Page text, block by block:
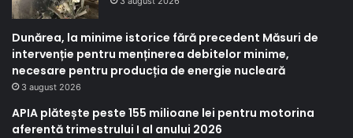
Dunărea, la minime istorice fără precedent Măsuri de
intervenție pentru menținerea debitelor minime,
necesare pentru producția de energie nucleară
3 august 2026
APIA plătește peste 155 milioane lei pentru motorina
aferentă trimestrului I al anului 2026